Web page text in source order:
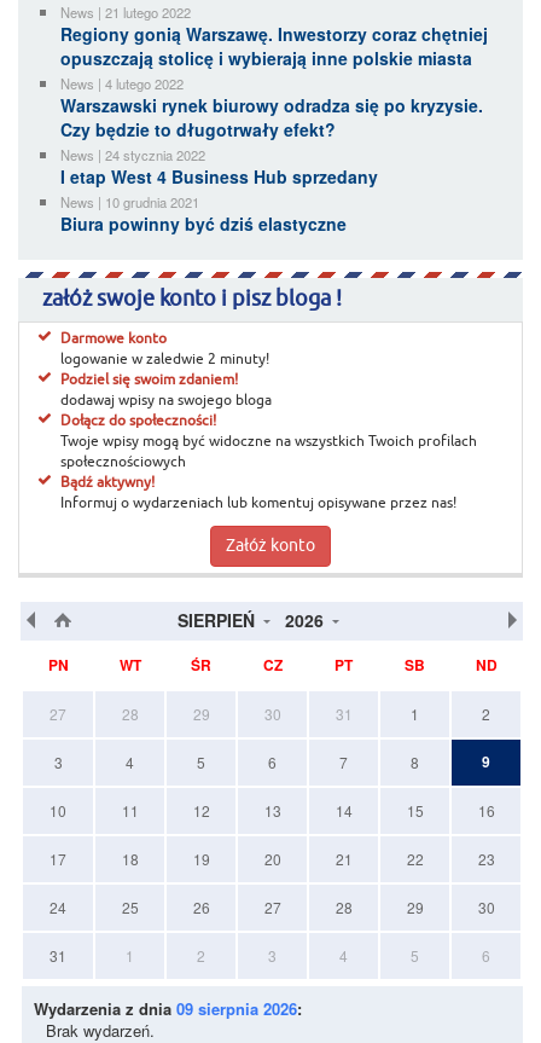
News | 21 lutego 2022
Regiony gonią Warszawę. Inwestorzy coraz chętniej
opuszczają stolicę i wybierają inne polskie miasta
News | 4 lutego 2022
Warszawski rynek biurowy odradza się po kryzysie.
Czy będzie to długotrwały efekt?
News | 24 stycznia 2022
I etap West 4 Business Hub sprzedany
News | 10 grudnia 2021
Biura powinny być dziś elastyczne
załóż swoje konto i pisz bloga !
Darmowe konto
logowanie w zaledwie 2 minuty!
Podziel się swoim zdaniem!
dodawaj wpisy na swojego bloga
Dołącz do społeczności!
Twoje wpisy mogą być widoczne na wszystkich Twoich profilach
społecznościowych
Bądź aktywny!
Informuj o wydarzeniach lub komentuj opisywane przez nas!
Załóż konto
SIERPIEŃ 2026
PN WT ŚR CZ PT SB ND
27 28 29 30 31 1 2
3 4 5 6 7 8 9
10 11 12 13 14 15 16
17 18 19 20 21 22 23
24 25 26 27 28 29 30
31 1 2 3 4 5 6
Wydarzenia z dnia 09 sierpnia 2026:
Brak wydarzeń.